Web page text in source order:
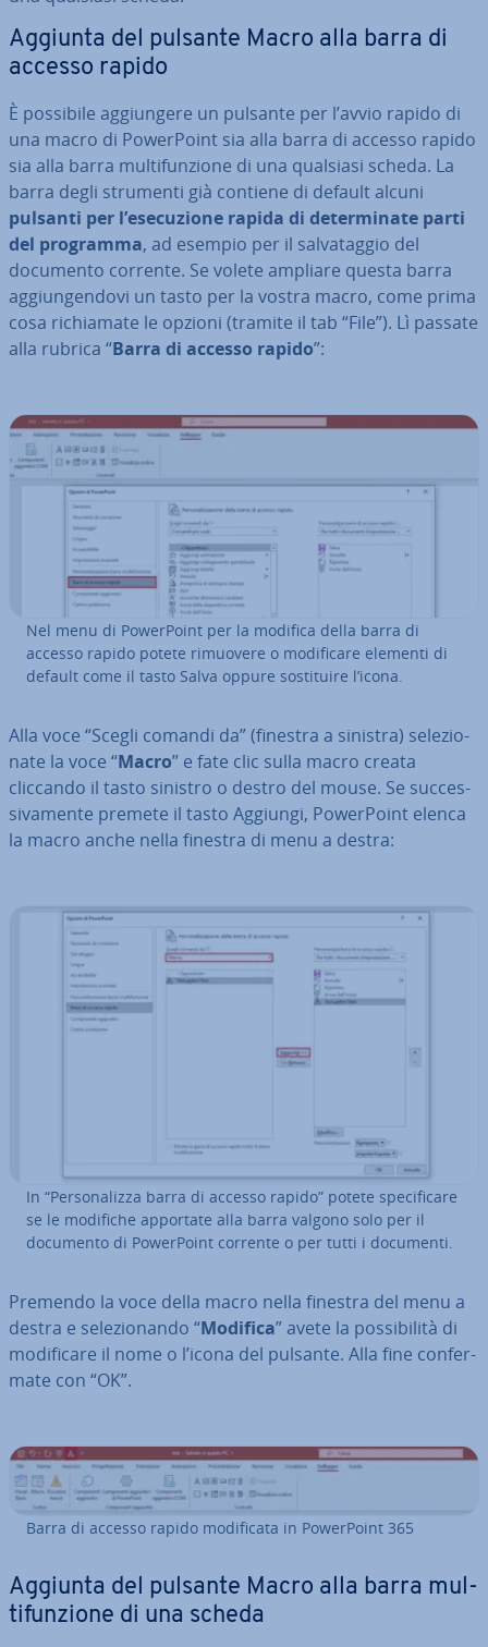
Aggiunta del pulsante Macro alla barra di
accesso rapido
È possibile ag­giun­ge­re un pulsante per l’avvio rapido di
una macro di Po­wer­Point sia alla barra di accesso rapido
sia alla barra mul­ti­fun­zio­ne di una qualsiasi scheda. La
barra degli strumenti già contiene di default alcuni
pulsanti per l’ese­cu­zio­ne rapida di de­ter­mi­na­te parti
del programma, ad esempio per il sal­va­tag­gio del
documento corrente. Se volete ampliare questa barra
ag­giun­gen­do­vi un tasto per la vostra macro, come prima
cosa ri­chia­ma­te le opzioni (tramite il tab “File”). Lì passate
alla rubrica “Barra di accesso rapido”:
Nel menu di Po­wer­Point per la modifica della barra di
accesso rapido potete rimuovere o mo­di­fi­ca­re elementi di
default come il tasto Salva oppure so­sti­tui­re l’icona.
Alla voce “Scegli comandi da” (finestra a sinistra) se­le­zio­
na­te la voce “Macro” e fate clic sulla macro creata
cliccando il tasto sinistro o destro del mouse. Se suc­ces­
si­va­men­te premete il tasto Aggiungi, Po­wer­Point elenca
la macro anche nella finestra di menu a destra:
In “Per­so­na­liz­za barra di accesso rapido” potete spe­ci­fi­ca­re
se le modifiche apportate alla barra valgono solo per il
documento di Po­wer­Point corrente o per tutti i documenti.
Premendo la voce della macro nella finestra del menu a
destra e se­le­zio­nan­do “Modifica” avete la pos­si­bi­li­tà di
mo­di­fi­ca­re il nome o l’icona del pulsante. Alla fine con­fer­
ma­te con “OK”.
Barra di accesso rapido mo­di­fi­ca­ta in Po­wer­Point 365
Aggiunta del pulsante Macro alla barra mul­
ti­fun­zio­ne di una scheda